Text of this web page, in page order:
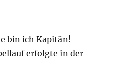
bin ich Kapitän!
erfolgte in der